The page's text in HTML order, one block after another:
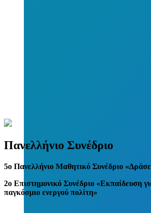
Πανελλήνιο Συνέδριο
5o Πανελλήνιο Μαθητικό Συνέδριο
2ο Επιστημονικό Συνέδριο «Εκπαίδευση
παγκόσμιο ενεργού πολίτη»